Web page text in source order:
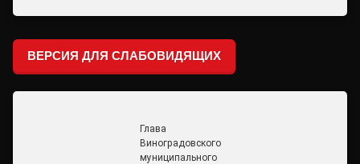
ВЕРСИЯ ДЛЯ СЛАБОВИДЯЩИХ
Глава
Виноградовского
муниципального